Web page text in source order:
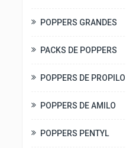
POPPERS GRANDES
PACKS DE POPPERS
POPPERS DE PROPILO
POPPERS DE AMILO
POPPERS PENTYL